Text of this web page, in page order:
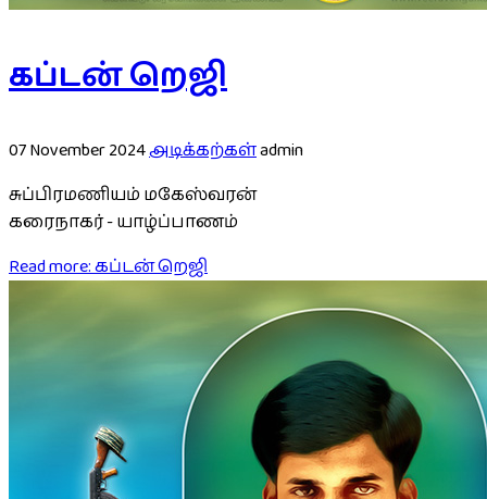
கப்டன் றெஜி
07 November 2024அடிக்கற்கள்admin
சுப்பிரமணியம் மகேஸ்வரன்
கரைநாகர் - யாழ்ப்பாணம்
Read more: கப்டன் றெஜி